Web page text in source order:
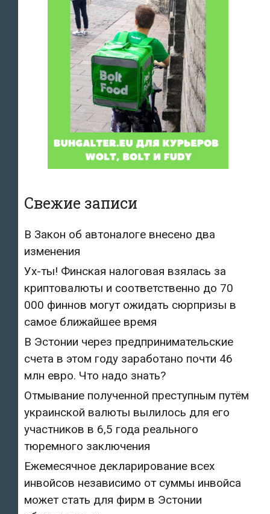
Свежие записи
В Закон об автоналоге внесено два
изменения
Ух-ты! Финская налоговая взялась за
криптовалюты и соответственно до 70
000 финнов могут ожидать сюрпризы в
самое ближайшее время
В Эстонии через предпринимательские
счета в этом году заработано почти 46
млн евро. Что надо знать?
Отмывание полученной преступным путём
украинской валюты вылилось для его
участников в 6,5 года реального
тюремного заключения
Ежемесячное декларирование всех
инвойсов независимо от суммы инвойса
может стать для фирм в Эстонии